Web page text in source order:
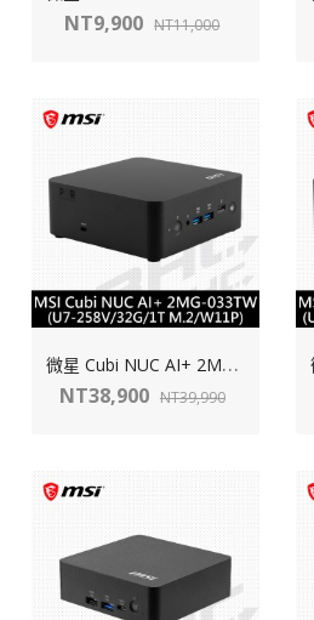
NT9,900 NT11,000
微
星 Cubi NUC AI+ 2MG-033TW-B7258V32GS1TX11PNGPA(Intel U7-258V/32G/1TB/WIN11 PRO)
NT38,900 NT39,990